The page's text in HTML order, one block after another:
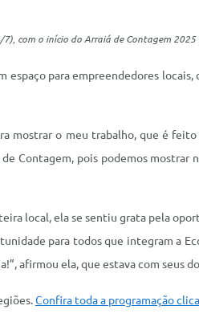
com o início do Arraiá de Contagem 2025
para empreendedores
mostrar o meu trabalho, que é
Contagem, pois podemos mostrar
local, ela se sentiu grata pela
para todos que integram a
afirmou ela, que estava com seus
Confira toda a programação